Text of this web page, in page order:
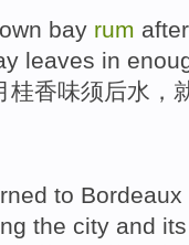
own bay rum
leaves in
桂香味须后水，
to Bordeaux
the city and its